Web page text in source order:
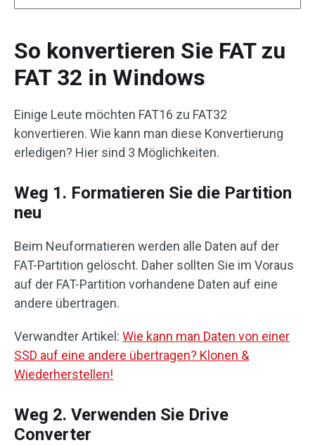
So konvertieren Sie FAT zu
FAT 32 in Windows
Einige Leute möchten FAT16 zu FAT32
konvertieren. Wie kann man diese Konvertierung
erledigen? Hier sind 3 Möglichkeiten.
Weg 1. Formatieren Sie die Partition
neu
Beim Neuformatieren werden alle Daten auf der
FAT-Partition gelöscht. Daher sollten Sie im Voraus
auf der FAT-Partition vorhandene Daten auf eine
andere übertragen.
Verwandter Artikel: Wie kann man Daten von einer
SSD auf eine andere übertragen? Klonen &
Wiederherstellen!
Weg 2. Verwenden Sie Drive
Converter